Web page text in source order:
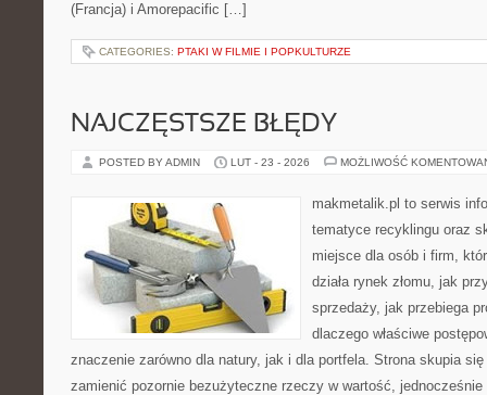
(Francja) i Amorepacific […]
CATEGORIES: PTAKI W FILMIE I POPKULTURZE
NAJCZĘSTSZE BŁĘDY
POSTED BY ADMIN LUT - 23 - 2026 MOŻLIWOŚĆ
makmetalik.pl to serwis
tematyce recyklingu oraz
miejsce dla osób i firm,
działa rynek złomu, jak
sprzedaży, jak przebiega
dlaczego właściwe
znaczenie zarówno dla natury, jak i dla portfela. Strona skupia
zamienić pozornie bezużyteczne rzeczy w wartość,